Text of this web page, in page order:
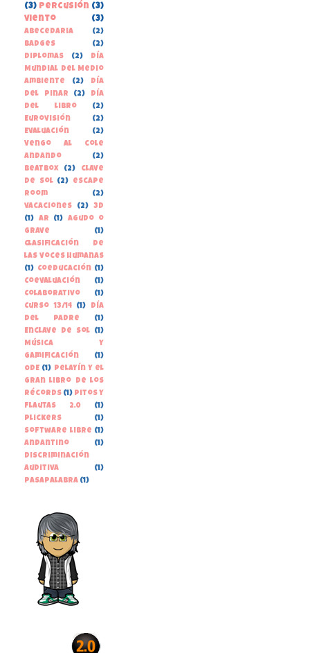
(3) percusión (3)
viento
(3)
Abecedaria
(2)
Badges
(2)
Diplomas
(2)
Día
Mundial del Medio
Ambiente
(2)
Día
del Pinar
(2)
Día
del libro
(2)
Eurovisión
(2)
Evaluación
(2)
Vengo al cole
andando
(2)
beatbox
(2)
clave
de sol (2)
escape
room
(2)
vacaciones
(2)
3D
(1)
AR (1)
Agudo o
grave
(1)
Clasificación de
las voces humanas
(1) Coeducación (1)
Coevaluación
(1)
Colaborativo
(1)
Curso 13/14
(1)
Día
del Padre
(1)
Enclave de Sol
(1)
Música y
gamificación
(1)
ODE (1)
Pelayín y el
gran libro de los
récords (1) Pitos y
Flautas 2.0
(1)
Plickers
(1)
Software libre (1)
andantino
(1)
discriminación
auditiva
(1)
pasapalabra (1)